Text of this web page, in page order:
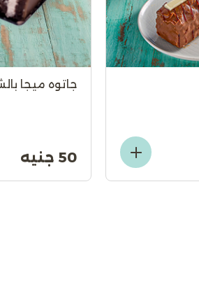
جاتوه ميجا
50 جنيه